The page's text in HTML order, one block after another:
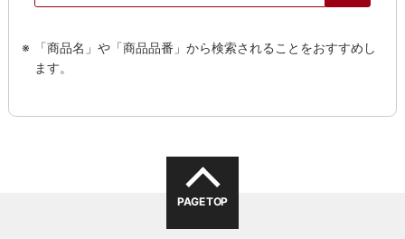
「商品名」や「商品品番」から検索されることをおすすめし
ます。
PAGE TOP